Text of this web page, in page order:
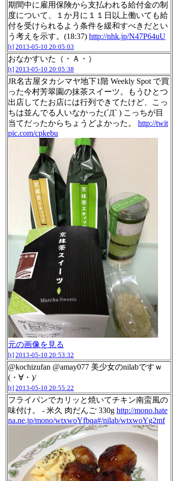
期間中に雇用保険から支払われる給付金の制
度について、１か月に１１日以上働いても給
付を受けられるよう条件を緩和すべきだとい
う考えを示す。(18:37) http://nhk.jp/N47P64uU
[t] 2013-05-10 20:05:03
おなかすいた（・Ａ・）
[t] 2013-05-10 20:05:38
JR名古屋タカシマヤ地下1階 Weekly Spot で買
った今村芳翠園の抹茶スイーツ。もうひとつ
出店してたお店には行列できてたけど、こっ
ちは並んでる人いなかった(´Д` ) こっちが目
当てだったからちょうどよかった。 http://twit
pic.com/cpkebu
元の画像を見る
[t] 2013-05-10 20:53:32
@kochizufan @amay077 美少女のnilabですｗ
(・∀・)/
[t] 2013-05-10 20:55:22
フライパンでカリッと焼いてチキン南蛮風の
味付け。 - 米久 肉だんご 330g http://mono.hate
na.ne.jp/mono/wtxwoYfbqa#/nilab/wtxwoYg2mf